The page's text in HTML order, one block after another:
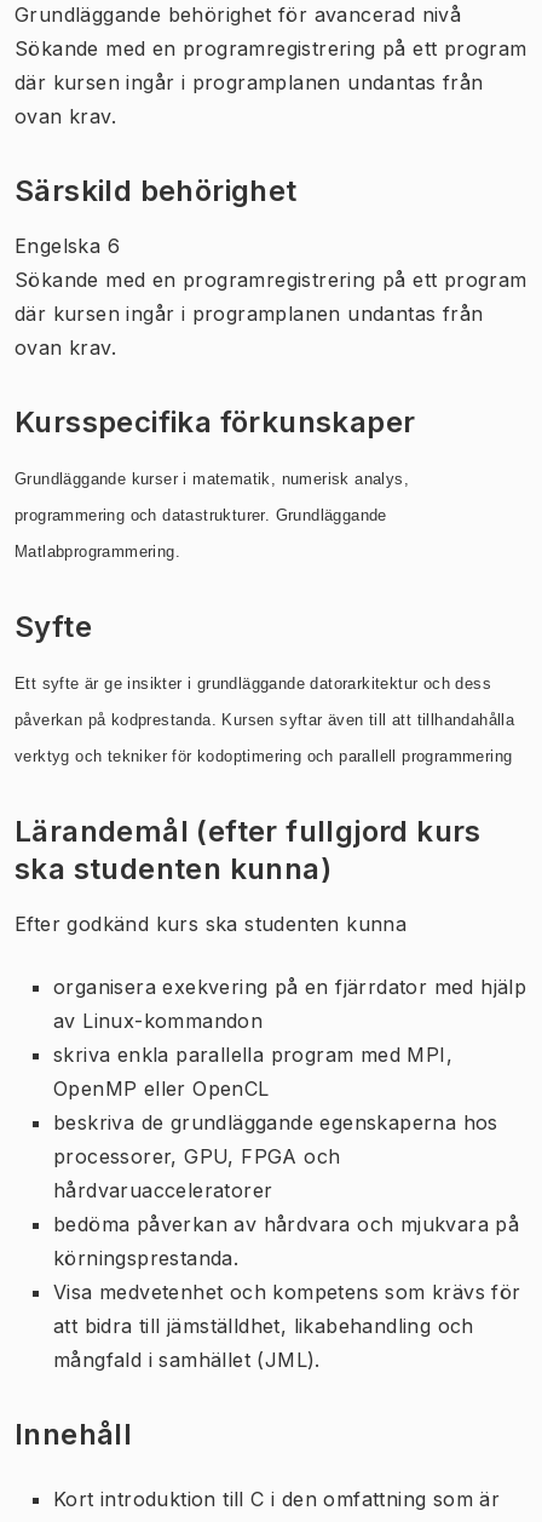
Grundläggande behörighet för avancerad nivå
Sökande med en programregistrering på ett program
där kursen ingår i programplanen undantas från
ovan krav.
Särskild behörighet
Engelska 6
Sökande med en programregistrering på ett program
där kursen ingår i programplanen undantas från
ovan krav.
Kursspecifika förkunskaper
Grundläggande kurser i matematik, numerisk analys,
programmering och datastrukturer. Grundläggande
Matlabprogrammering.
Syfte
Ett syfte är ge insikter i grundläggande datorarkitektur och dess
påverkan på kodprestanda. Kursen syftar även till att tillhandahålla
verktyg och teknikerför kodoptimering och parallell programmering
Lärandemål (efter fullgjord kurs
ska studenten kunna)
Efter godkänd kurs ska studenten kunna
organisera exekvering på en fjärrdator med hjälp
av Linux-kommandon
skriva enkla parallella program med MPI,
OpenMP eller OpenCL
beskriva de grundläggande egenskaperna hos
processorer, GPU, FPGA och
hårdvaruacceleratorer
bedöma påverkan av hårdvara och mjukvara på
körningsprestanda.
Visa medvetenhet och kompetens som krävs för
att bidra till jämställdhet, likabehandling och
mångfald i samhället (JML).
Innehåll
Kort introduktion till C i den omfattning som är